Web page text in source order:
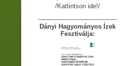
/Kattintson ide!/
Dányi Hagyományos Ízek
Fesztiválja: